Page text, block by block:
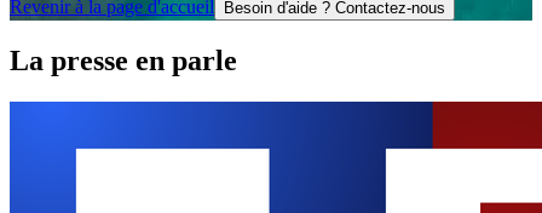
Revenir à la page d'accueil
Besoin d'aide ? Contactez-nous
La presse en parle